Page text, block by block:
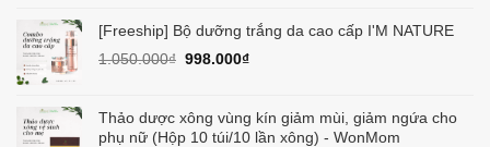
là:
tại
550.000₫.
[Freeship] Bộ dưỡng trắng da cao cấp I'M NATURE
1.050.000₫ Giá
1.050.000₫.
998.000₫Giá
là:
998.000₫.
Thảo dược xông vùng kín giảm mùi, giảm ngứa cho
phụ nữ (Hộp 10 túi/10 lần xông) - WonMom